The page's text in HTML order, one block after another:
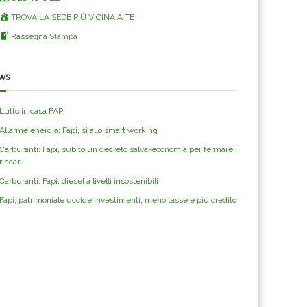
TROVA LA SEDE PIÙ VICINA A TE
Rassegna Stampa
in casa FAPI
energia: Fapi, si allo smart working
Fapi, subito un decreto salva-economia per fermare
Fapi, diesel a livelli insostenibili
patrimoniale uccide investimenti, meno tasse e più credito